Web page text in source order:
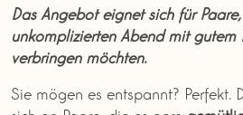
Das Angebot eignet sich für
unkomplizierten Abend mit gutem
verbringen möchten.
Sie mögen es entspannt? Perfekt.